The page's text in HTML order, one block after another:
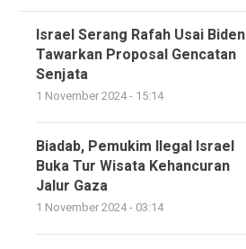
Israel Serang Rafah Usai Biden
Tawarkan Proposal Gencatan
Senjata
1 November 2024 - 15:14
Biadab, Pemukim Ilegal Israel
Buka Tur Wisata Kehancuran
Jalur Gaza
1 November 2024 - 03:14